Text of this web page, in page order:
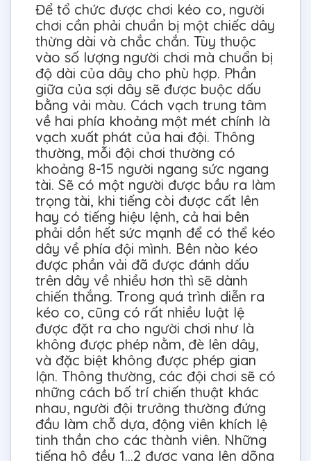
Để tổ chức được chơi kéo co, người
chơi cần phải chuẩn bị một chiếc dây
thừng dài và chắc chắn. Tùy thuộc
vào số lượng người chơi mà chuẩn bị
độ dài của dây cho phù hợp. Phần
giữa của sợi dây sẽ được buộc dấu
bằng vải màu. Cách vạch trung tâm
về hai phía khoảng một mét chính là
vạch xuất phát của hai đội. Thông
thường, mỗi đội chơi thường có
khoảng 8-15 người ngang sức ngang
tài. Sẽ có một người được bầu ra làm
trọng tài, khi tiếng còi được cất lên
hay có tiếng hiệu lệnh, cả hai bên
phải dồn hết sức mạnh để có thể kéo
dây về phía đội mình. Bên nào kéo
được phần vải đã được đánh dấu
trên dây về nhiều hơn thì sẽ dành
chiến thắng. Trong quá trình diễn ra
kéo co, cũng có rất nhiều luật lệ
được đặt ra cho người chơi như là
không được phép nằm, đè lên dây,
và đặc biệt không được phép gian
lận. Thông thường, các đội chơi sẽ có
những cách bố trí chiến thuật khác
nhau, người đội trưởng thường đứng
đầu làm chỗ dựa, động viên khích lệ
tinh thần cho các thành viên. Những
tiếng hô đều 1…2 được vang lên dõng